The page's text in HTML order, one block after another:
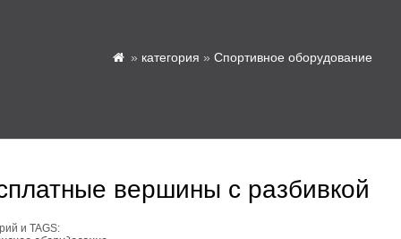
 » категория » Спортивное оборудование
вершины с разбивкой
и TAGS: